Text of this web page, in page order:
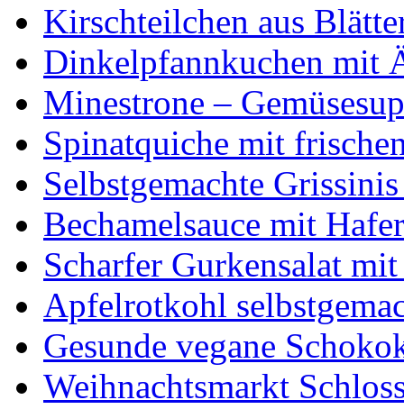
Kirschteilchen aus
Dinkelpfannkuchen mit
Minestrone –
Spinatquiche mit
Selbstgemachte
Bechamelsauce mit
Scharfer Gurkensalat
Apfelrotkohl
Gesunde vegane
Weihnachtsmarkt